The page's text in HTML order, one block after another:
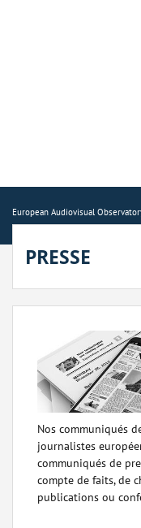
European Audiovisual
PRESSE
Nos communiqués
journalistes
communiqués de
compte de faits, de
publications ou